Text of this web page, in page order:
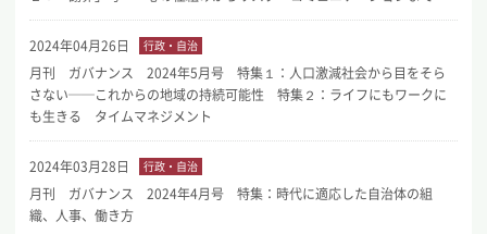
2024年04月26日 行政・自治
月刊 ガバナンス 2024年5月号 特集１：人口激減社会から目をそら
さない──これからの地域の持続可能性 特集２：ライフにもワークに
も生きる タイムマネジメント
2024年03月28日 行政・自治
月刊 ガバナンス 2024年4月号 特集：時代に適応した自治体の組
織、人事、働き方